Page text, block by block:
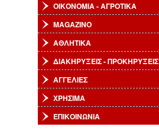
ΟΙΚΟΝΟΜΙΑ - ΑΓΡΟΤΙΚΑ
MAGAZINO
ΑΘΛΗΤΙΚΑ
ΔΙΑΚΗΡΥΞΕΙΣ - ΠΡΟΚΗΡΥΞΕΙΣ
ΑΓΓΕΛΙΕΣ
ΧΡΗΣΙΜΑ
ΕΠΙΚΟΙΝΩΝΙΑ